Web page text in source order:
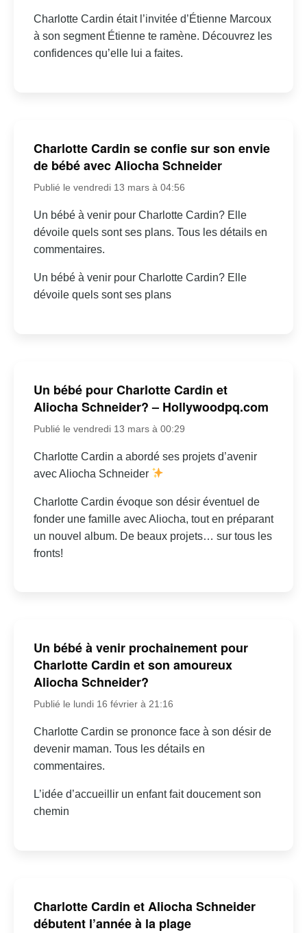
Charlotte Cardin était l’invitée d’Étienne Marcoux
à son segment Étienne te ramène. Découvrez les
confidences qu’elle lui a faites.
Charlotte Cardin se confie sur son envie
de bébé avec Aliocha Schneider
Publié le vendredi 13 mars à 04:56
Un bébé à venir pour Charlotte Cardin? Elle
dévoile quels sont ses plans. Tous les détails en
commentaires.
Un bébé à venir pour Charlotte Cardin? Elle
dévoile quels sont ses plans
Un bébé pour Charlotte Cardin et
Aliocha Schneider? – Hollywoodpq.com
Publié le vendredi 13 mars à 00:29
Charlotte Cardin a abordé ses projets d’avenir
avec Aliocha Schneider
Charlotte Cardin évoque son désir éventuel de
fonder une famille avec Aliocha, tout en préparant
un nouvel album. De beaux projets… sur tous les
fronts!
Un bébé à venir prochainement pour
Charlotte Cardin et son amoureux
Aliocha Schneider?
Publié le lundi 16 février à 21:16
Charlotte Cardin se prononce face à son désir de
devenir maman. Tous les détails en
commentaires.
L’idée d’accueillir un enfant fait doucement son
chemin
Charlotte Cardin et Aliocha Schneider
débutent l’année à la plage